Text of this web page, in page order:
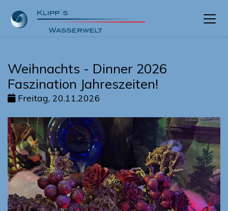
Weihnachts - Dinner 2026
Faszination Jahreszeiten!
Freitag, 20.11.2026